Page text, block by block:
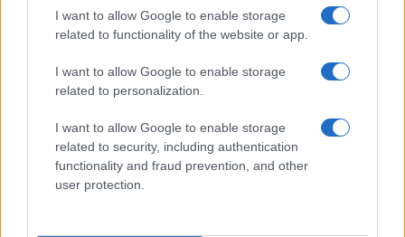
I want to allow Google to enable storage
related to functionality of the website or app.
I want to allow Google to enable storage
related to personalization.
I want to allow Google to enable storage
related to security, including authentication
functionality and fraud prevention, and other
user protection.
Incendi in Gallura, devastati un chiosco e due
Cannigione celebra la cultura gallurese con il
“Poker letterario”
È scontro tra Misericordia e Comune di Santa